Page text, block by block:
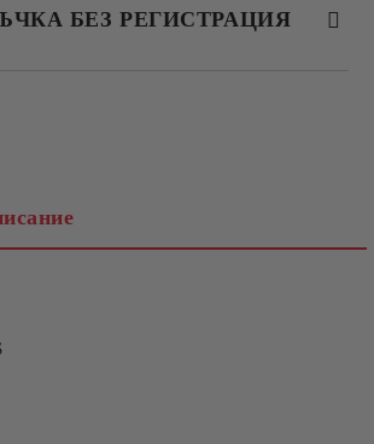
БЕЗ РЕГИСТРАЦИЯ
с вас в рамките на работния ден.